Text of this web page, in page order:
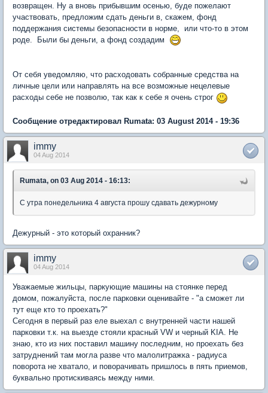
возвращен. Ну а вновь прибывшим осенью, буде пожелают
участвовать, предложим сдать деньги в, скажем, фонд
поддержания системы безопасности в норме, или что-то в этом
роде. Были бы деньги, а фонд создадим
От себя уведомляю, что расходовать собранные средства на
личные цели или направлять на все возможные нецелевые
расходы себе не позволю, так как к себе я очень строг
Сообщение отредактировал Rumata: 03 August 2014 - 19:36
immy
04 Aug 2014
Rumata, on 03 Aug 2014 - 16:13:
С утра понедельника 4 августа прошу сдавать дежурному
Дежурный - это который охранник?
immy
04 Aug 2014
Уважаемые жильцы, паркующие машины на стоянке перед
домом, пожалуйста, после парковки оценивайте - "а сможет ли
тут еще кто то проехать?"
Сегодня в первый раз еле выехал с внутренней части нашей
парковки т.к. на выезде стояли красный VW и черный KIA. Не
знаю, кто из них поставил машину последним, но проехать без
затруднений там могла разве что малолитражка - радиуса
поворота не хватало, и поворачивать пришлось в пять приемов,
буквально протискиваясь между ними.